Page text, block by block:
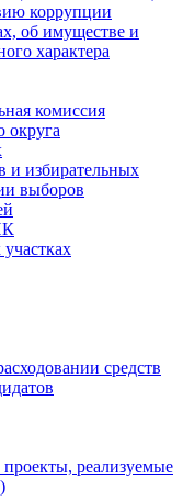
коррупции
об имуществе и
характера
комиссия
округа
и избирательных
выборов
средств
реализуемые